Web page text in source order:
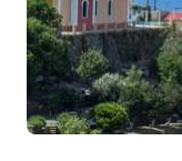
• Les
accoster)
• Les
et empannage)
• Les